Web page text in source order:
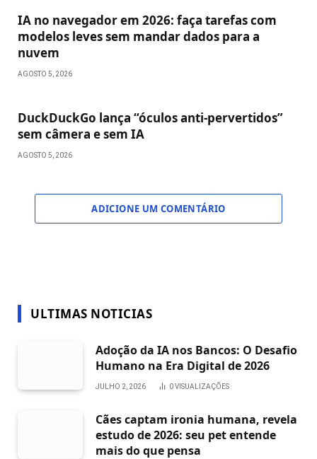
IA no navegador em 2026: faça tarefas com
modelos leves sem mandar dados para a
nuvem
AGOSTO 5, 2026
DuckDuckGo lança “óculos anti-pervertidos”
sem câmera e sem IA
AGOSTO 5, 2026
ADICIONE UM COMENTÁRIO
ULTIMAS NOTICIAS
Adoção da IA nos Bancos: O Desafio
Humano na Era Digital de 2026
JULHO 2, 2026 0VISUALIZAÇÕES
Cães captam ironia humana, revela
estudo de 2026: seu pet entende
mais do que pensa